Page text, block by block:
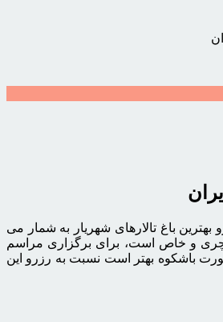
بهترین باغ تالارهای شهریار به شمار می
و خاص است، برای برگزاری مراسم
باشکوه بهتر است نسبت به رزرو این